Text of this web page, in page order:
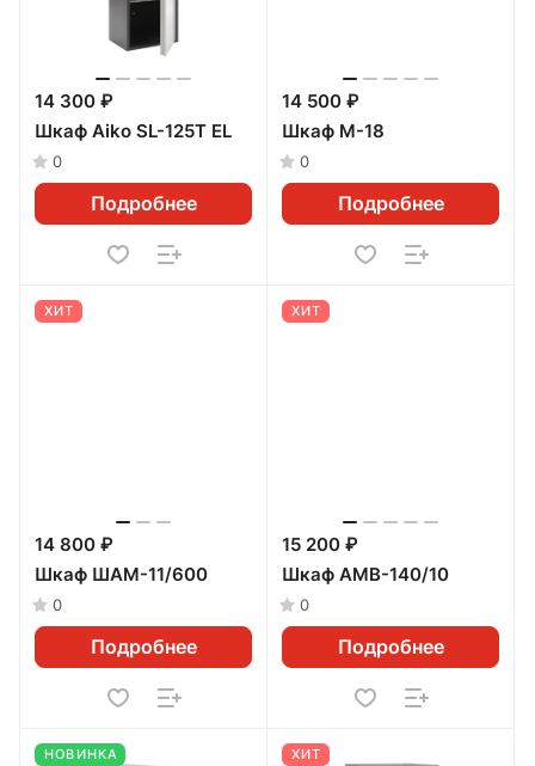
14 300 ₽
Шкаф Aiko SL-125Т EL
0
Подробнее
14 500 ₽
Шкаф M-18
0
Подробнее
ХИТ
14 800 ₽
Шкаф ШАМ-11/600
0
Подробнее
ХИТ
15 200 ₽
Шкаф АМВ-140/10
0
Подробнее
НОВИНКА ХИТ